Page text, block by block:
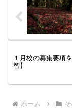
１月校の募集要項
智】
ホーム